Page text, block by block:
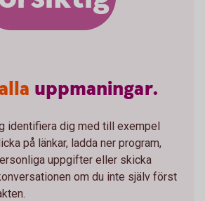
uppmaningar.
identifiera dig med till exempel
på länkar, ladda ner program,
uppgifter eller skicka
om du inte själv först